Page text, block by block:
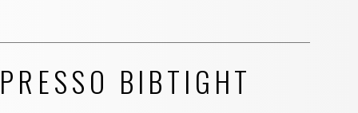
BIBTIGHT